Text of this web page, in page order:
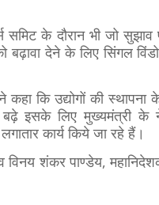
समिट के दौरान भी जो सुझाव
देने के लिए सिंगल
कि उद्योगों की स्थापना
बढ़े इसके लिए मुख्यमंत्री के
कार्य किये जा रहे हैं।
शंकर पाण्डेय, महानिदेशक